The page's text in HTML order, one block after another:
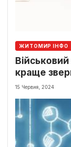
ЖИТОМИР ІНФО
краще
15 Червня, 2024